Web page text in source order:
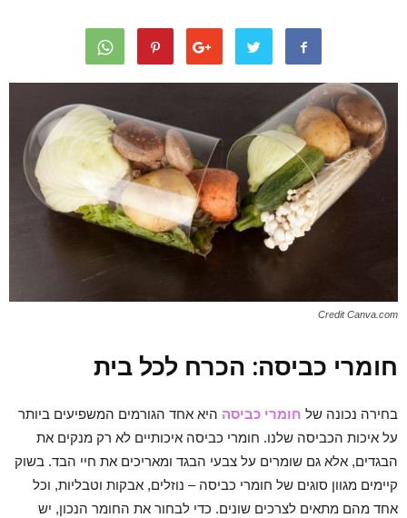
Credit Canva.com
חומרי כביסה: הכרח לכל בית
בחירה נכונה של חומרי כביסה היא אחד הגורמים המשפיעים ביותר
על איכות הכביסה שלנו. חומרי כביסה איכותיים לא רק מנקים את
הבגדים, אלא גם שומרים על צבעי הבגד ומאריכים את חיי הבד. בשוק
קיימים מגוון סוגים של חומרי כביסה – נוזלים, אבקות וטבליות, וכל
אחד מהם מתאים לצרכים שונים. כדי לבחור את החומר הנכון, יש